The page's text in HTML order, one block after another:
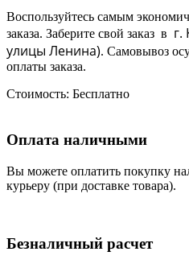
Воспользуйтесь самым
заказа. Заберите свой заказ в г.
улицы Ленина). Самовывоз
оплаты заказа.
Стоимость: Бесплатно
Оплата наличными
Вы можете оплатить покупку
курьеру (при доставке товара).
Безналичный расчет